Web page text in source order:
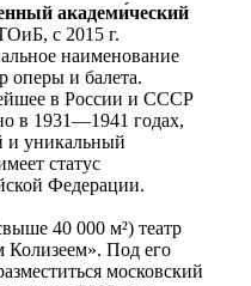
академи́ческий
с 2015 г.
наименование
и балета.
в России и СССР
в 1931—1941 годах,
и уникальный
статус
Федерации.
40 000 м²) театр
Под его
московский